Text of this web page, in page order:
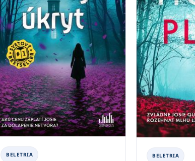
BELETRIA BELETRIA